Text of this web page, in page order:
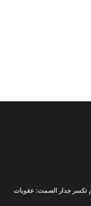
تكسر جدار الصمت: عقوبات